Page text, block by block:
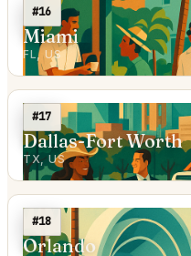
#16
Miami
FL, US
#17
Dallas-Fort Worth
TX, US
#18
Orlando